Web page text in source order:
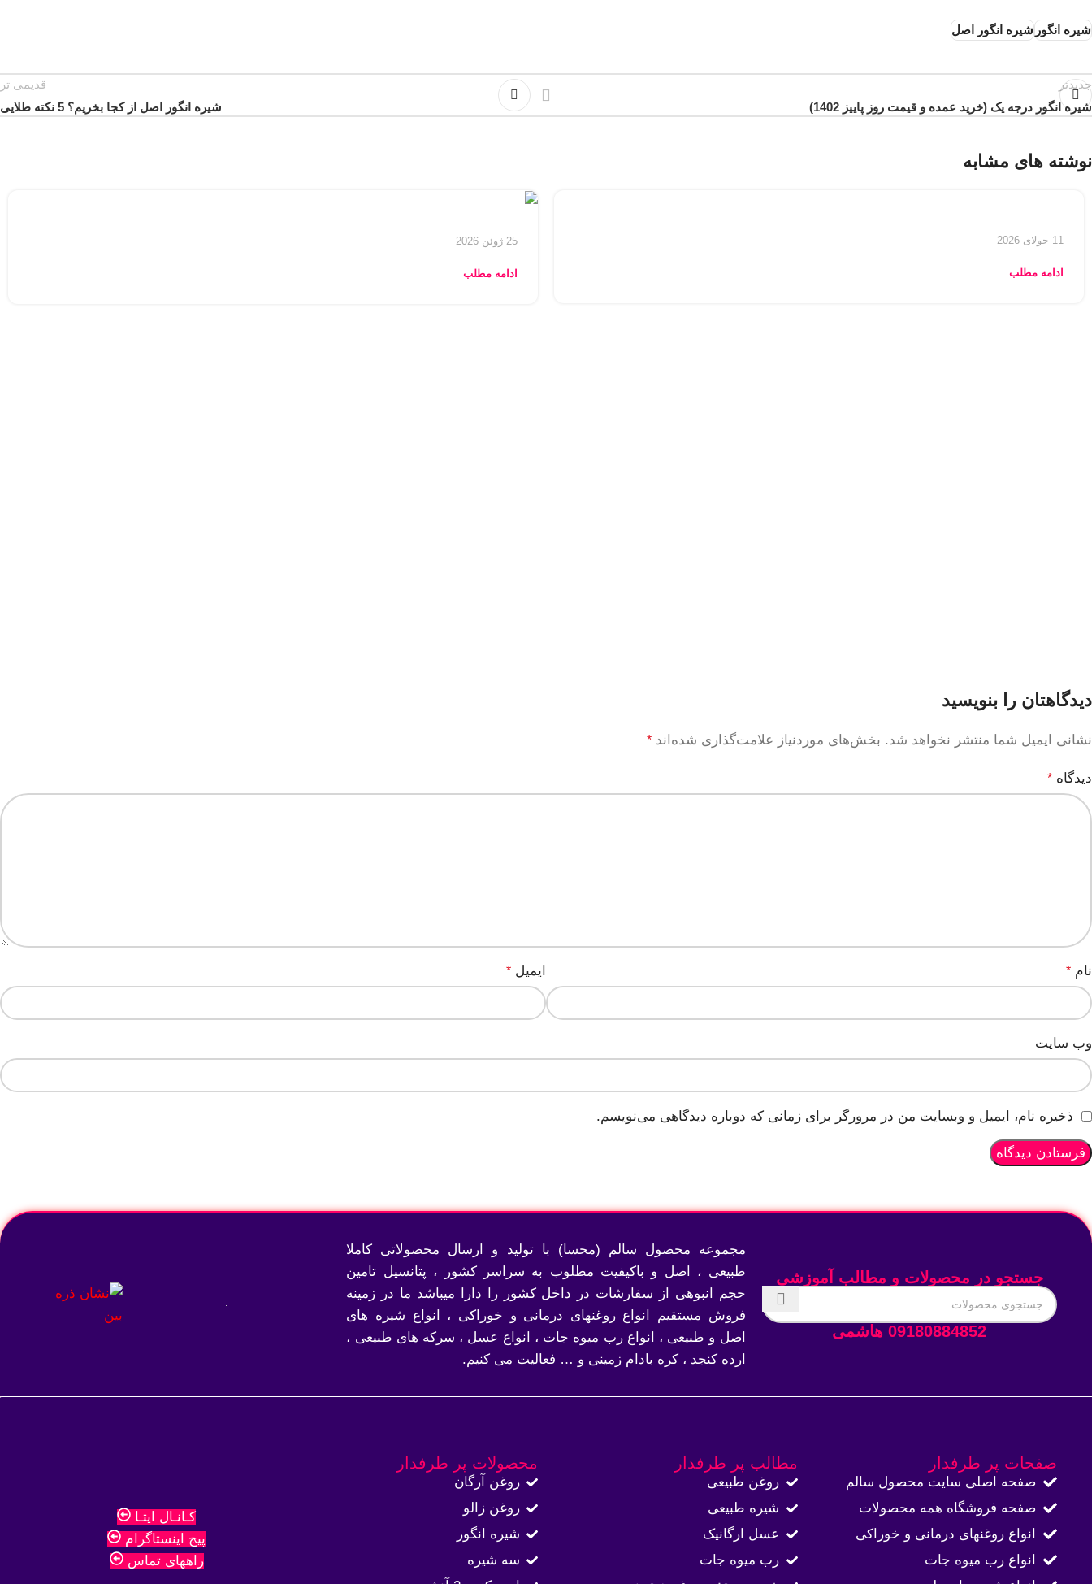
شیره انگور شیره انگور اصل
جدیدتر
شیره انگور درجه یک (خرید عمده و قیمت روز پاییز 1402)
قدیمی تر
شیره انگور اصل از کجا بخریم؟ 5 نکته طلایی
نوشته های مشابه
11 جولای 2026
ادامه مطلب
25 ژوئن 2026
ادامه مطلب
دیدگاهتان را بنویسید
نشانی ایمیل شما منتشر نخواهد شد. بخش‌های موردنیاز علامت‌گذاری شده‌اند *
دیدگاه *
نام * ایمیل *
وب‌ سایت
ذخیره نام، ایمیل و وبسایت من در مرورگر برای زمانی که دوباره دیدگاهی می‌نویسم.
جستجو در محصولات و مطالب آموزشی
09180884852 هاشمی
مجموعه محصول سالم (محسا) با تولید و ارسال محصولاتی کاملا
طبیعی ، اصل و باکیفیت مطلوب به سراسر کشور ، پتانسیل تامین
حجم انبوهی از سفارشات در داخل کشور را دارا میباشد ما در زمینه
فروش مستقیم انواع روغنهای درمانی و خوراکی ، انواع شیره های
اصل و طبیعی ، انواع رب میوه جات ، انواع عسل ، سرکه های طبیعی ،
ارده کنجد ، کره بادام زمینی و … فعالیت می کنیم.
صفحات پر طرفدار
صفحه اصلی سایت محصول سالم
صفحه فروشگاه همه محصولات​
انواع روغنهای درمانی و خوراکی
انواع رب میوه جات
مطالب پر طرفدار
روغن طبیعی
شیره طبیعی
عسل ارگانیک
رب میوه جات
محصولات پر طرفدار
روغن آرگان
روغن زالو
شیره انگور
سه شیره
کـانـال ایتـا
پیج اینستاگرام
راههای تماس